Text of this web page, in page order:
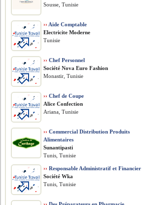
Sousse, Tunisie
›› Aide Comptable
Electricite Moderne
Tunisie
›› Chef Personnel
Société Nova Euro Fashion
Monastir, Tunisie
›› Chef de Coupe
Alice Confection
Ariana, Tunisie
›› Commercial Distribution Produits
Alimentaires
Sunantipasti
Tunis, Tunisie
›› Responsable Administratif et Financier
Société Wka
Tunis, Tunisie